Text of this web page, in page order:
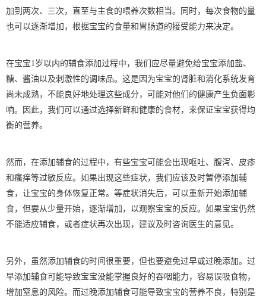
加到两次、三次，直至与主食的喂养次数相当。同时，每次食物的量
也可以逐渐增加，根据宝宝的食量和胃肠道的接受能力来决定。
在宝宝1岁以内的辅食添加过程中，我们应尽量避免给宝宝添加盐、
糖、酱油以及刺激性的调味品。这是因为宝宝的肾脏和消化系统发育
尚未成熟，不能良好地处理这些成分，可能对他们的健康产生负面影
响。因此，我们可以通过选择新鲜和健康的食材，来保证宝宝获得均
衡的营养。
然而，在添加辅食的过程中，有些宝宝可能会出现呕吐、腹泻、皮疹
和瘙痒等过敏反应。如果出现这些症状，我们应该及时暂停添加辅
食，让宝宝的身体恢复正常。等症状消失后，可以重新开始添加辅
食，但要从少量开始，逐渐增加，以观察宝宝的反应。如果宝宝仍然
不能适应辅食，或者症状再次出现，建议及时咨询医生的意见。
另外，虽然添加辅食的时间很重要，但也要避免过早或过晚添加。过
早添加辅食可能导致宝宝没能掌握良好的吞咽能力，容易误吸食物，
增加窒息的风险。而过晚添加辅食可能导致宝宝的营养不良，特别是